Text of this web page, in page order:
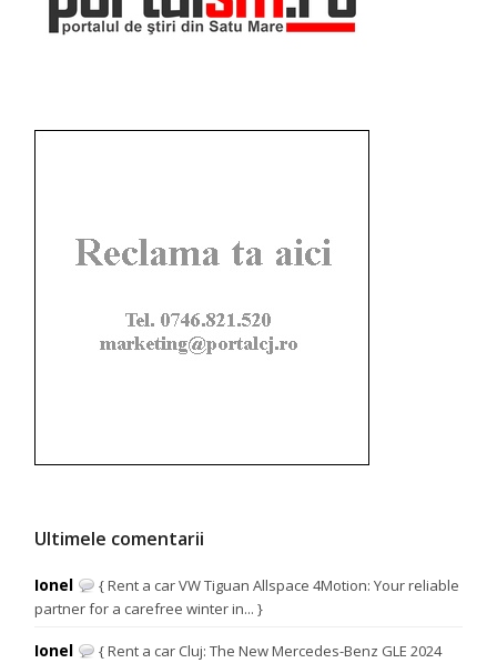
Ultimele comentarii
Ionel
{ Rent a car VW Tiguan Allspace 4Motion: Your reliable
partner for a carefree winter in... }
Ionel
{ Rent a car Cluj: The New Mercedes-Benz GLE 2024